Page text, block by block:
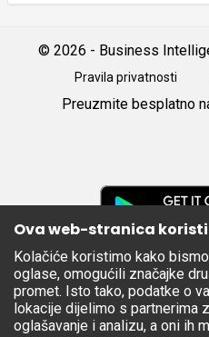
© 2026 - Business
Pravila privatnosti
Preuzmite besplatno
Apple
Store
Ova web-stranica
Kolačiće koristimo kako
oglase, omogućili značajke
promet. Isto tako, podatke o
lokacije dijelimo s partnerima
oglašavanje i analizu, a oni ih